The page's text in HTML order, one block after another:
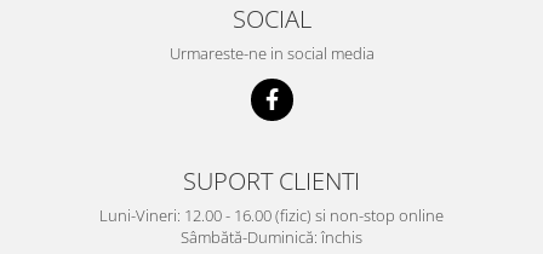
SOCIAL
Urmareste-ne in social media
SUPORT CLIENTI
Luni-Vineri: 12.00 - 16.00 (fizic) si non-stop online
Sâmbătă-Duminică: închis